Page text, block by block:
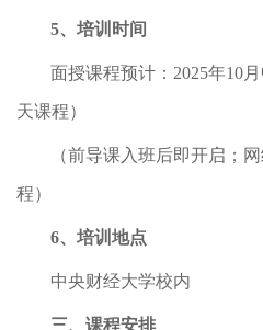
5、培训时间
面授课程预计：2025年10
天课程）
（前导课入班后即开启；
程）
6、培训地点
中央财经大学校内
三、课程安排